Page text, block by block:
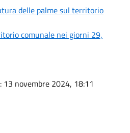
delle palme sul territorio
comunale nei giorni 29,
: 13 novembre 2024, 18:11